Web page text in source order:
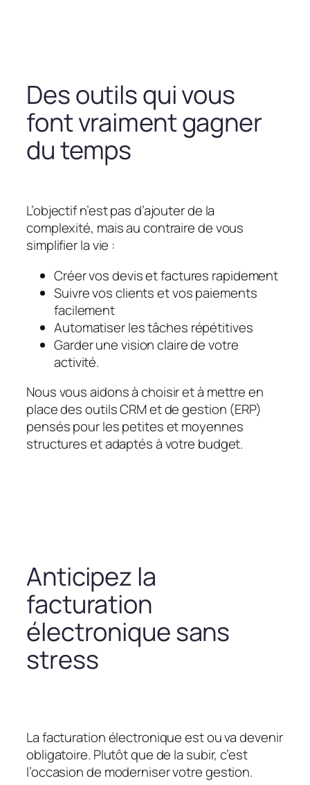
Des outils qui vous
font vraiment gagner
du temps
L’objectif n’est pas d’ajouter de la
complexité, mais au contraire de vous
simplifier la vie :
Créer vos devis et factures rapidement
Suivre vos clients et vos paiements
facilement
Automatiser les tâches répétitives
Garder une vision claire de votre
activité.
Nous vous aidons à choisir et à mettre en
place des outils CRM et de gestion (ERP)
pensés pour les petites et moyennes
structures et adaptés à votre budget.
Anticipez la
facturation
électronique sans
stress
La facturation électronique est ou va devenir
obligatoire. Plutôt que de la subir, c’est
l’occasion de moderniser votre gestion.